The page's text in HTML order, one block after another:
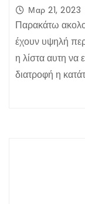
Μαρ 21, 2023
Παρακάτω
έχουν υψηλή
η λίστα αυτη να
διατροφή η